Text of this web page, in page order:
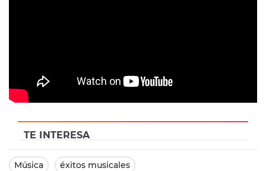
TE INTERESA
Música éxitos musicales